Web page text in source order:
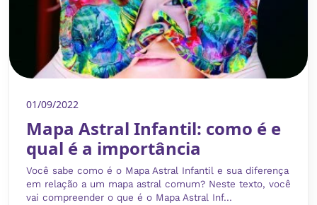
01/09/2022
Mapa Astral Infantil: como é e
qual é a importância
Você sabe como é o Mapa Astral Infantil e sua diferença
em relação a um mapa astral comum? Neste texto, você
vai compreender o que é o Mapa Astral Inf...